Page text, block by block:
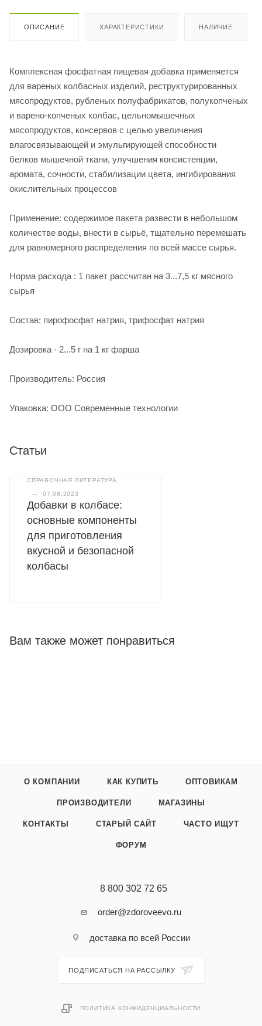
ОПИСАНИЕ ХАРАКТЕРИСТИКИ НАЛИЧИЕ
Комплексная фосфатная пищевая добавка применяется
для вареных колбасных изделий, реструктурированных
мясопродуктов, рубленых полуфабрикатов, полукопченых
и варено-копченых колбас, цельномышечных
мясопродуктов, консервов с целью увеличения
влагосвязывающей и эмульгирующей способности
белков мышечной ткани, улучшения консистенции,
аромата, сочности, стабилизации цвета, ингибирования
окислительных процессов
Применение: содержимое пакета развести в небольшом
количестве воды, внести в сырьё, тщательно перемешать
для равномерного распределения по всей массе сырья.
Норма расхода : 1 пакет рассчитан на 3...7,5 кг мясного
сырья
Состав: пирофосфат натрия, трифосфат натрия
Дозировка - 2...5 г на 1 кг фарша
Производитель: Россия
Упаковка: ООО Современные технологии
Статьи
СПРАВОЧНАЯ ЛИТЕРАТУРА
— 07.08.2023
Добавки в колбасе:
основные компоненты
для приготовления
вкусной и безопасной
колбасы
Вам также может понравиться
О КОМПАНИИ КАК КУПИТЬ ОПТОВИКАМ
ПРОИЗВОДИТЕЛИ МАГАЗИНЫ
КОНТАКТЫ СТАРЫЙ САЙТ ЧАСТО ИЩУТ
ФОРУМ
8 800 302 72 65
order@zdoroveevo.ru
доставка по всей России
ПОДПИСАТЬСЯ НА РАССЫЛКУ
ПОЛИТИКА КОНФИДЕНЦИАЛЬНОСТИ